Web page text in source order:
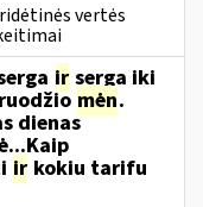
vertės
ir serga iki
mėn.
dienas
ir kokiu tarifu